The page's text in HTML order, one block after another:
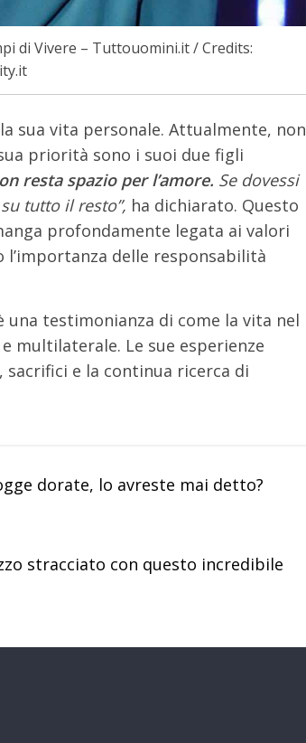
di Vivere – Tuttouomini.it / Credits:
sua vita personale. Attualmente, non
priorità sono i suoi due figli
resta spazio per l’amore. Se dovessi
tutto il resto”, ha dichiarato. Questo
profondamente legata ai valori
delle responsabilità
una testimonianza di come la vita nel
multilaterale. Le sue esperienze
e la continua ricerca di
dorate, lo avreste mai detto?
stracciato con questo incredibile